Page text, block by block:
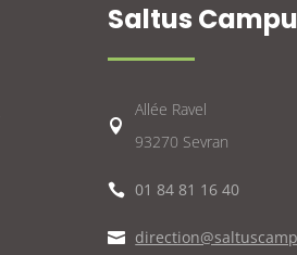
Saltus

Allée Ravel
93270 Sevran
 01 84 81 16 40
